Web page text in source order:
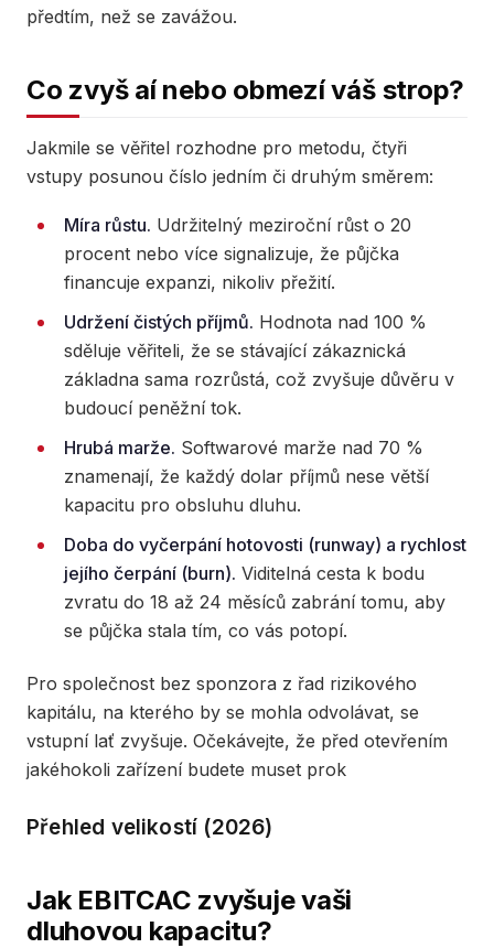
předtím, než se zavážou.
Co zvyš aí nebo obmezí váš strop?
Jakmile se věřitel rozhodne pro metodu, čtyři
vstupy posunou číslo jedním či druhým směrem:
Míra růstu. Udržitelný meziroční růst o 20
procent nebo více signalizuje, že půjčka
financuje expanzi, nikoliv přežití.
Udržení čistých příjmů. Hodnota nad 100 %
sděluje věřiteli, že se stávající zákaznická
základna sama rozrůstá, což zvyšuje důvěru v
budoucí peněžní tok.
Hrubá marže. Softwarové marže nad 70 %
znamenají, že každý dolar příjmů nese větší
kapacitu pro obsluhu dluhu.
Doba do vyčerpání hotovosti (runway) a rychlost
jejího čerpání (burn). Viditelná cesta k bodu
zvratu do 18 až 24 měsíců zabrání tomu, aby
se půjčka stala tím, co vás potopí.
Pro společnost bez sponzora z řad rizikového
kapitálu, na kterého by se mohla odvolávat, se
vstupní lať zvyšuje. Očekávejte, že před otevřením
jakéhokoli zařízení budete muset prok
Přehled velikostí (2026)
Jak EBITCAC zvyšuje vaši
dluhovou kapacitu?